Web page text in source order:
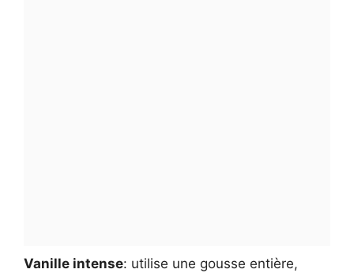
Vanille intense: utilise une gousse entière,